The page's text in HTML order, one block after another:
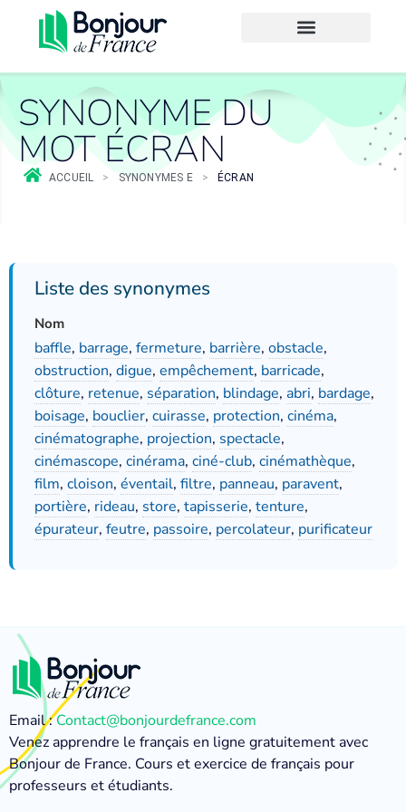
SYNONYME DU
MOT ÉCRAN
ACCUEIL > SYNONYMES E > ÉCRAN
Liste des synonymes
Nom
baffle, barrage, fermeture, barrière, obstacle,
obstruction, digue, empêchement, barricade,
clôture, retenue, séparation, blindage, abri, bardage,
boisage, bouclier, cuirasse, protection, cinéma,
cinématographe, projection, spectacle,
cinémascope, cinérama, ciné-club, cinémathèque,
film, cloison, éventail, filtre, panneau, paravent,
portière, rideau, store, tapisserie, tenture,
épurateur, feutre, passoire, percolateur, purificateur
Email :Contact@bonjourdefrance.com
Venez apprendre le français en ligne gratuitement avec
Bonjour de France. Cours et exercice de français pour
professeurs et étudiants.